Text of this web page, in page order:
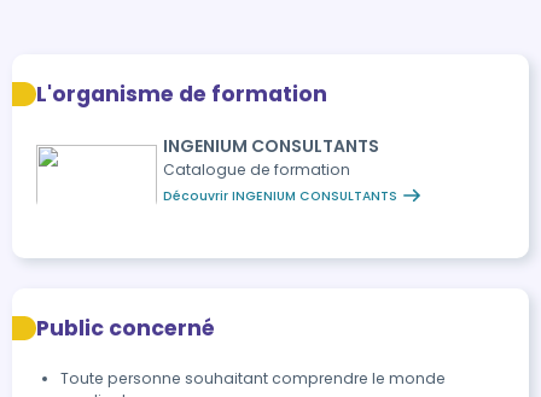
L'organisme de formation
INGENIUM CONSULTANTS
Catalogue de formation
Découvrir INGENIUM CONSULTANTS
Public concerné
Toute personne souhaitant comprendre le monde